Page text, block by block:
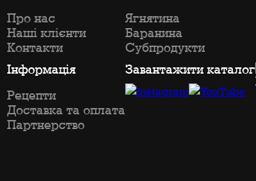
Про нас
Наші клієнти
Контакти
Інформація
Рецепти
Доставка та оплата
Партнерство
Ягнятина
Баранина
Субпродукти
Завантажити каталог